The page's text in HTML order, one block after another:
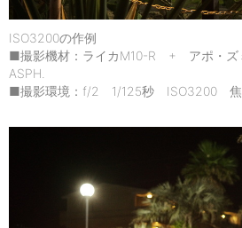
ISO3200の作例
■撮影機材：ライカM10-R + アポ・ズ
ASPH.
■撮影環境：f/2 1/125秒 ISO3200 焦